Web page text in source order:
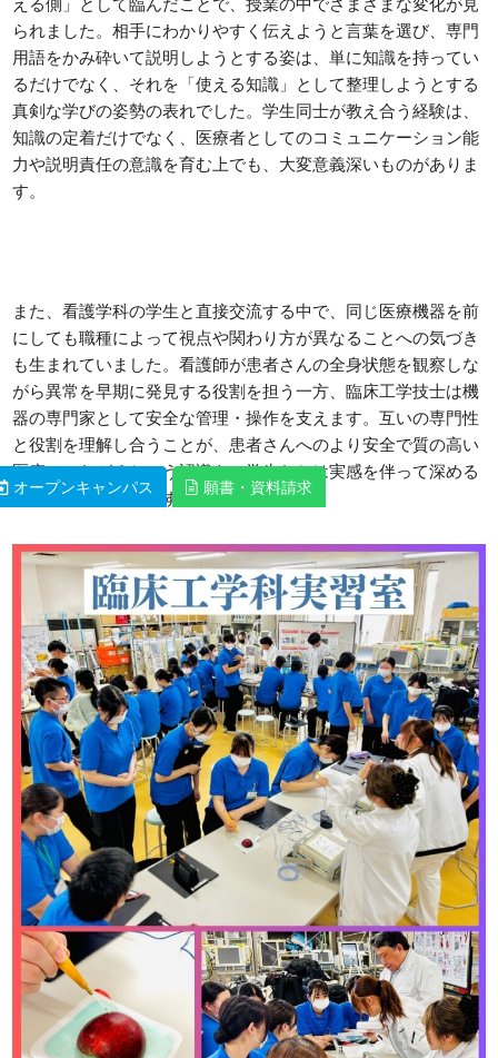
オープンキャンパス 願書・資料請求
オープンキャンパス 願書・資料請求
られました。相手にわかりやすく伝えようと言葉を選び、専門
用語をかみ砕いて説明しようとする姿は、単に知識を持ってい
るだけでなく、それを「使える知識」として整理しようとする
真剣な学びの姿勢の表れでした。学生同士が教え合う経験は、
知識の定着だけでなく、医療者としてのコミュニケーション能
力や説明責任の意識を育む上でも、大変意義深いものがありま
す。
また、看護学科の学生と直接交流する中で、同じ医療機器を前
にしても職種によって視点や関わり方が異なることへの気づき
も生まれていました。看護師が患者さんの全身状態を観察しな
がら異常を早期に発見する役割を担う一方、臨床工学技士は機
器の専門家として安全な管理・操作を支えます。互いの専門性
と役割を理解し合うことが、患者さんへのより安全で質の高い
医療につながるという認識を、学生たちは実感を伴って深める
ことができたようです。